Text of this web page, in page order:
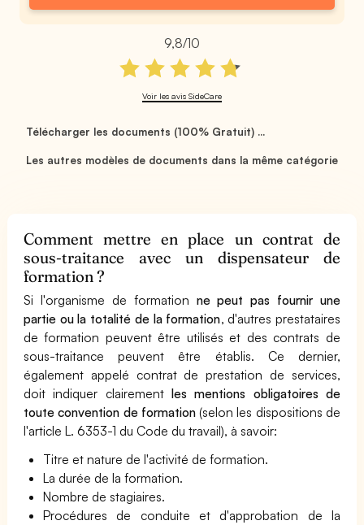
9,8/10
Voir les avis SideCare
Télécharger les documents (100% Gratuit) ...
Les autres modèles de documents dans la même catégorie
Comment mettre en place un contrat de
sous-traitance avec un dispensateur de
formation ?
Si l'organisme de formation ne peut pas fournir une
partie ou la totalité de la formation, d'autres prestataires
de formation peuvent être utilisés et des contrats de
sous-traitance peuvent être établis. Ce dernier,
également appelé contrat de prestation de services,
doit indiquer clairement les mentions obligatoires de
toute convention de formation(selon les dispositions de
l'article L. 6353-1 du Code du travail), à savoir:
Titre et nature de l'activité de formation.
La durée de la formation.
Nombre de stagiaires.
Procédures de conduite et d'approbation de la